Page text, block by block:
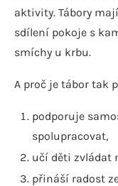
aktivity. Tábory
sdílení pokoje s
smíchy u krbu.
A proč je tábor tak
podporuje
spolupracovat,
učí děti zvládat
přináší radost